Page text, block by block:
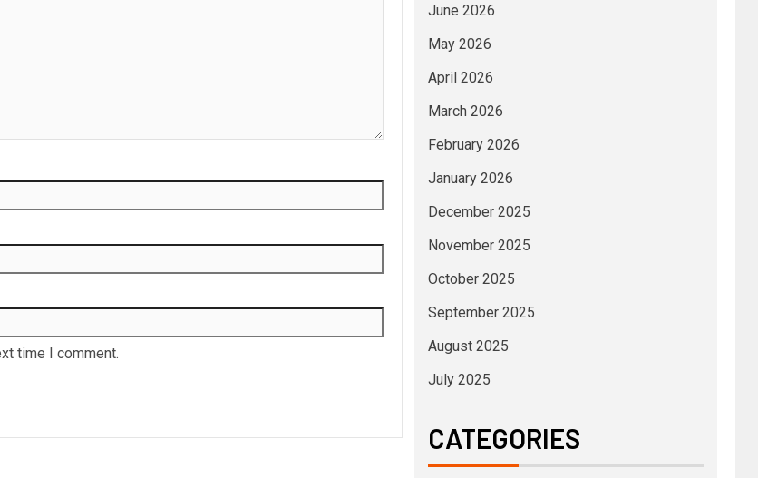
time I comment.
June 2026
May 2026
April 2026
March 2026
February 2026
January 2026
December 2025
November 2025
October 2025
September 2025
August 2025
July 2025
CATEGORIES